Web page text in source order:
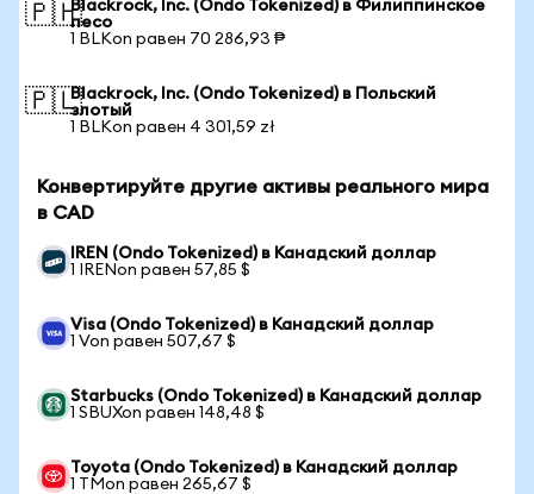
🇵🇭Blackrock, Inc. (Ondo Tokenized) в Филиппинское
песо
1 BLKon равен 70 286,93 ₱
🇵🇱Blackrock, Inc. (Ondo Tokenized) в Польский
злотый
1 BLKon равен 4 301,59 zł
Конвертируйте другие активы реального мира
в CAD
IREN (Ondo Tokenized) в Канадский доллар
1 IRENon равен 57,85 $
Visa (Ondo Tokenized) в Канадский доллар
1 Von равен 507,67 $
Starbucks (Ondo Tokenized) в Канадский доллар
1 SBUXon равен 148,48 $
Toyota (Ondo Tokenized) в Канадский доллар
1 TMon равен 265,67 $